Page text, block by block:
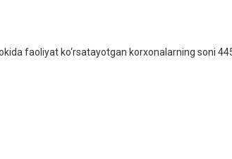
faoliyat ko‘rsatayotgan korxonalarning soni